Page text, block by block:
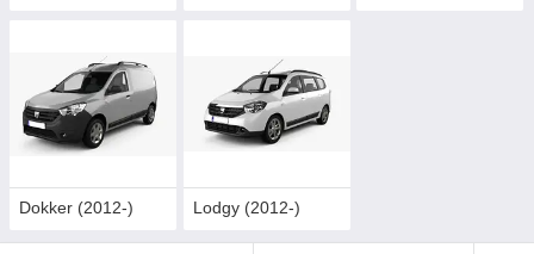
Dokker (2012-) Lodgy (2012-)